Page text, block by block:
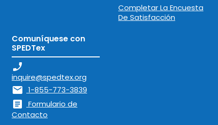
Completar La Encuesta
De Satisfacción
Comuníquese con
SPEDTex
phone_enabled
inquire@spedtex.org
mail 1-855-773-3839
article
Formulario de
Contacto